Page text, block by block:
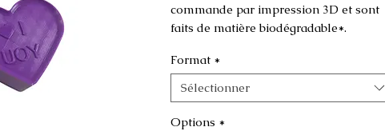
commande par impression 3D et sont
faits de matière biodégradable*.
Ce moule est fait en 3 parties et s'utilise
comme presse à la main
Dimensions du moule:
Format *
Sélectionner
Options *